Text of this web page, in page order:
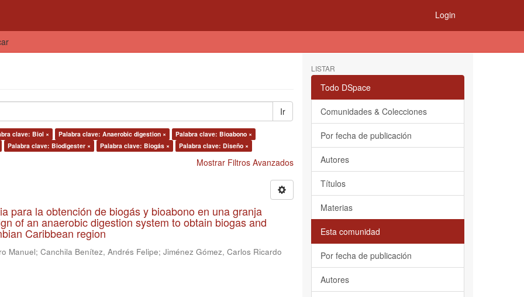
Login
Ir
clave: Biol × Palabra clave: Anaerobic digestion ×
Palabra clave: Bioabono ×
Palabra clave: Biodigester × Palabra clave: Biogás × Palabra clave: Diseño ×
Mostrar Filtros Avanzados
para la obtención de biogás y bioabono en una granja
of an anaerobic digestion system to obtain biogas and
Caribbean region
Manuel; Canchila Benítez, Andrés Felipe; Jiménez Gómez, Carlos Ricardo
LISTAR
Todo DSpace
Comunidades & Colecciones
Por fecha de publicación
Autores
Títulos
Materias
Esta comunidad
Por fecha de publicación
Autores